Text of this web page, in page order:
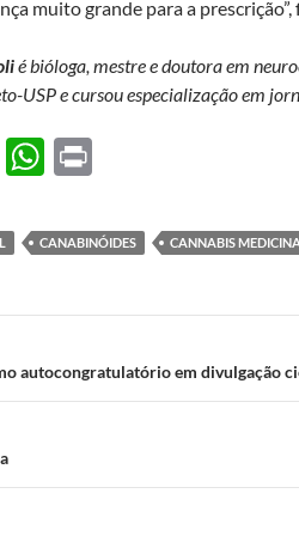
muito grande para a
é bióloga, mestre e doutora em
USP e cursou especialização em
F
W
at
s
A
p
nt
CANABINÓIDES CANNABIS
autocongratulatório em divulgação